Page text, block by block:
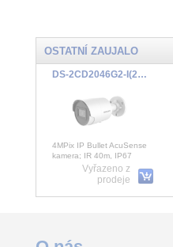
OSTATNÍ ZAUJALO
DS-2CD2046G2-I(2.8mm)(C)
4MPix IP Bullet AcuSense
kamera; IR 40m, IP67
Vyřazeno z
prodeje